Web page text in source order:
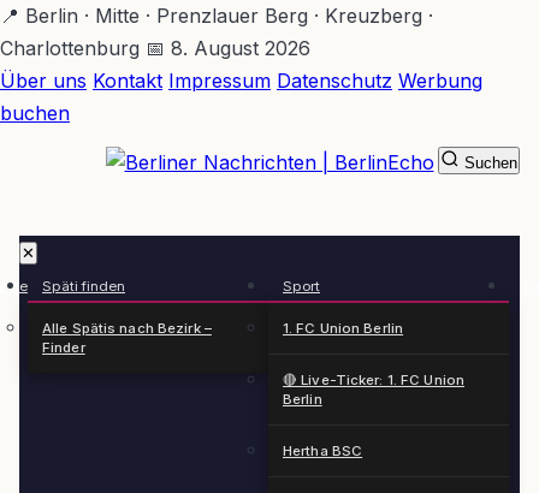
Zum
Hauptinhalt
springen
📍 Berlin · Mitte · Prenzlauer Berg · Kreuzberg ·
Charlottenburg 📅 8. August 2026
Über uns Kontakt Impressum Datenschutz Werbung
buchen
✕
Späti finden
Alle Spätis nach Bezirk –
Finder
Sport
1. FC Union Berlin
🔴 Live-Ticker: 1. FC Union
Berlin
Hertha BSC
Suchen